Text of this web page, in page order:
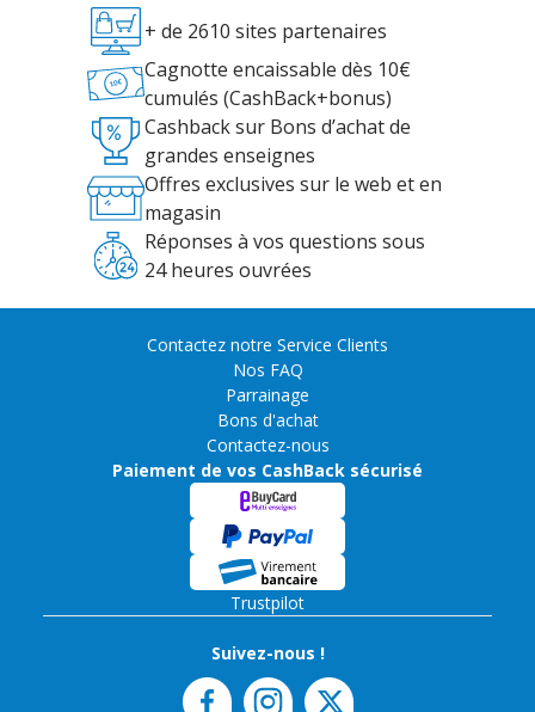
+ de 2610 sites partenaires
Cagnotte encaissable dès 10€
cumulés (CashBack+bonus)
Cashback sur Bons d’achat de
grandes enseignes
Offres exclusives sur le web et en
magasin
Réponses à vos questions sous
24 heures ouvrées
Contactez notre Service Clients
Nos FAQ
Parrainage
Bons d'achat
Contactez-nous
Paiement de vos CashBack sécurisé
Trustpilot
Suivez-nous !